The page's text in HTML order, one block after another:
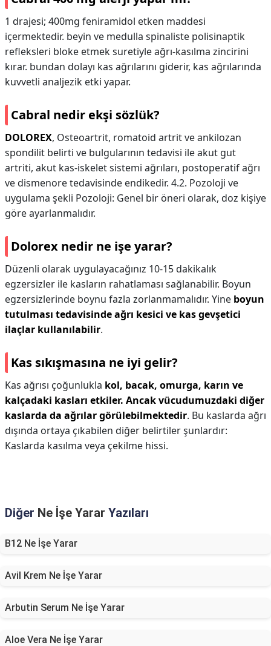
1 drajesi; 400mg feniramidol etken maddesi
içermektedir. beyin ve medulla spinaliste polisinaptik
refleksleri bloke etmek suretiyle ağrı-kasılma zincirini
kırar. bundan dolayı kas ağrılarını giderir, kas ağrılarında
kuvvetli analjezik etki yapar.
Cabral nedir ekşi sözlük?
DOLOREX, Osteoartrit, romatoid artrit ve ankilozan
spondilit belirti ve bulgularının tedavisi ile akut gut
artriti, akut kas-iskelet sistemi ağrıları, postoperatif ağrı
ve dismenore tedavisinde endikedir. 4.2. Pozoloji ve
uygulama şekli Pozoloji: Genel bir öneri olarak, doz kişiye
göre ayarlanmalıdır.
Dolorex nedir ne işe yarar?
Düzenli olarak uygulayacağınız 10-15 dakikalık
egzersizler ile kasların rahatlaması sağlanabilir. Boyun
egzersizlerinde boynu fazla zorlanmamalıdır. Yine boyun
tutulması tedavisinde ağrı kesici ve kas gevşetici
ilaçlar kullanılabilir.
Kas sıkışmasına ne iyi gelir?
Kas ağrısı çoğunlukla kol, bacak, omurga, karın ve
kalçadaki kasları etkiler. Ancak vücudumuzdaki diğer
kaslarda da ağrılar görülebilmektedir. Bu kaslarda ağrı
dışında ortaya çıkabilen diğer belirtiler şunlardır:
Kaslarda kasılma veya çekilme hissi.
Diğer Ne İşe Yarar Yazıları
B12 Ne İşe Yarar
Avil Krem Ne İşe Yarar
Arbutin Serum Ne İşe Yarar
Aloe Vera Ne İşe Yarar